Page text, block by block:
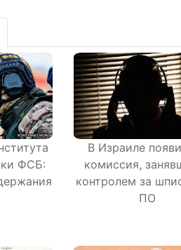
ФСБ:
В Израиле
комиссия,
контролем за
ПО